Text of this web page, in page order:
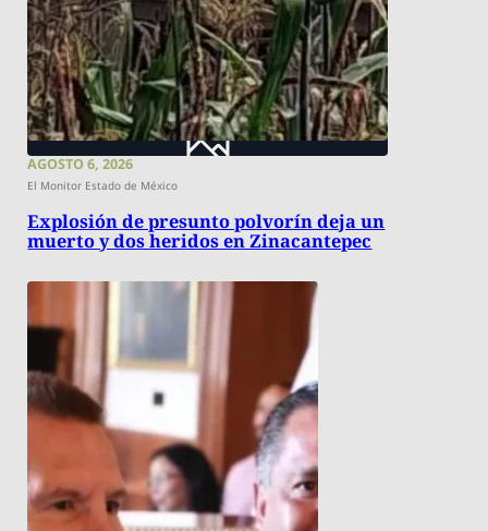
AGOSTO 6, 2026
El Monitor Estado de México
Explosión de presunto polvorín deja un
muerto y dos heridos en Zinacantepec